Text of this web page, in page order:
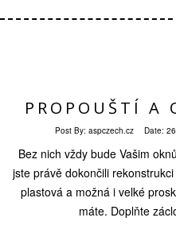
PROPOUŠTÍ A
Post By: aspczech.cz Date:
Bez nich vždy bude Vašim
jste právě dokončili
plastová a možná i velké
máte. Doplňte